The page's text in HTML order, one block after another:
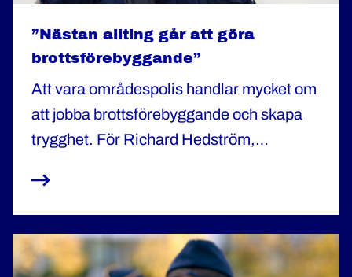
”Nästan allting går att göra
brottsförebyggande”
Att vara områdespolis handlar mycket om
att jobba brottsförebyggande och skapa
trygghet. För Richard Hedström,
att hjälpa människor att hamna rätt i livet.
– Här känner jag att jag kan göra skillnad.